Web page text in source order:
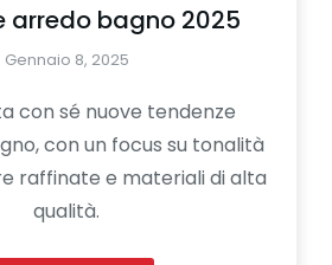
arredo bagno 2025
Gennaio 8, 2025
con sé nuove tendenze
con un focus su tonalità
raffinate e materiali di alta
qualità.